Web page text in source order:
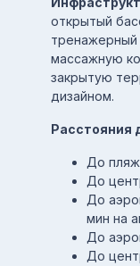
открытый
тренажерный
массажную
закрытую
дизайном.
Расстояния
До
До
До
мин на
До
До